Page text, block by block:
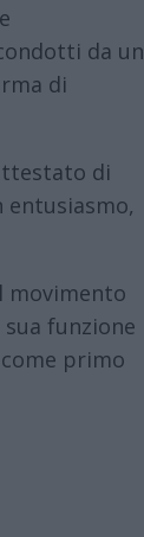
da un
di
di
entusiasmo,
movimento
funzione
primo